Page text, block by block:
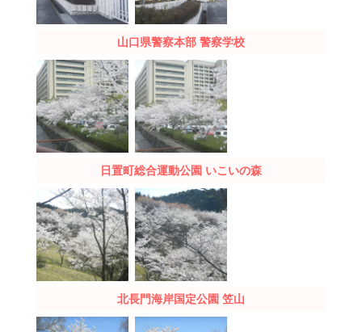
山口県警察本部 警察学校
日置町総合運動公園 いこいの森
北長門海岸国定公園 笠山